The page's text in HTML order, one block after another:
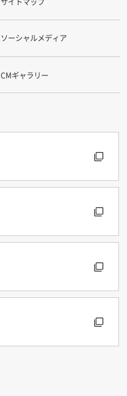
ソーシャルメディア
CMギャラリー